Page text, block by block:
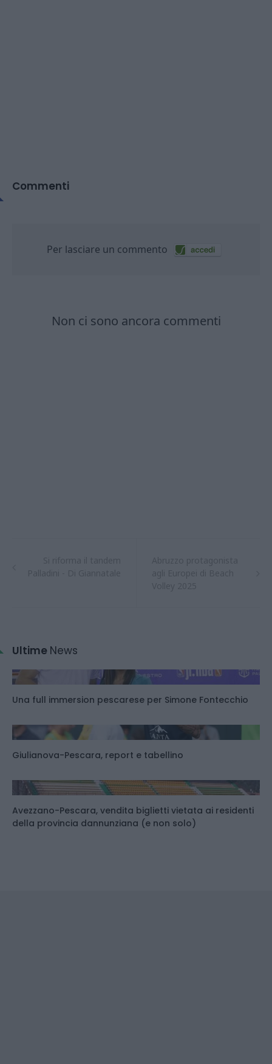
Commenti
Ultime News
Una full immersion pescarese per Simone Fontecchio
Giulianova-Pescara, report e tabellino
Avezzano-Pescara, vendita biglietti vietata ai residenti
della provincia dannunziana (e non solo)